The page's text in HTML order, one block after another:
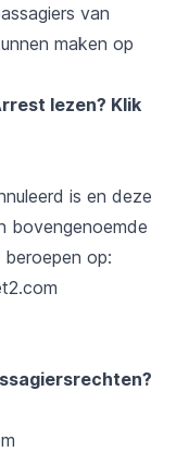
van
maken op
lezen? Klik
is en deze
bovengenoemde
op: